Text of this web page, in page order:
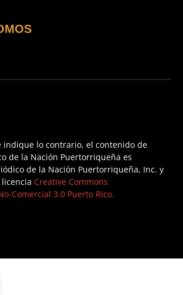
indique lo contrario, el contenido de
de la Nación Puertorriqueña es
de la Nación Puertorriqueña, Inc. y
Creative Commons
Comercial 3.0 Puerto Rico.